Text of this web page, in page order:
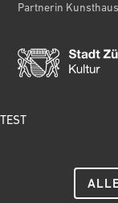
Partnerin
Datenschutz
TEST